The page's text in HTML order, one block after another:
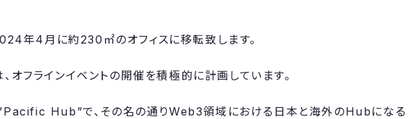
年4月に約230㎡のオフィスに移転致します。
オフラインイベントの開催を積極的に計画しています。
Hub”で、その名の通りWeb3領域における日本と海外のHubになる